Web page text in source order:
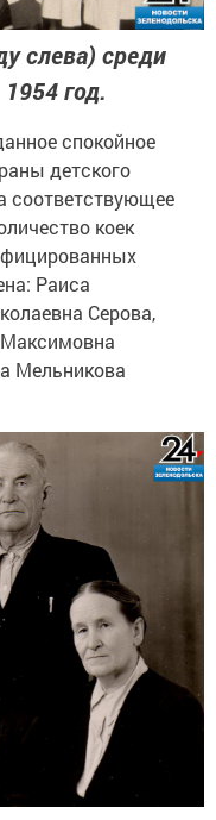
слева) среди
год.
спокойное
детского
соответствующее
коек
Раиса
Серова,
Мельникова